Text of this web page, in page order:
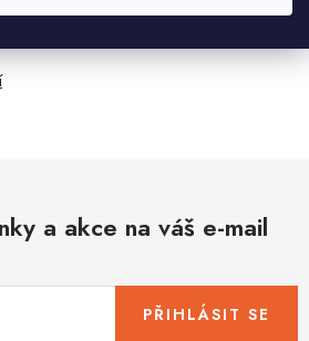
a akce na váš e-mail
PŘIHLÁSIT SE